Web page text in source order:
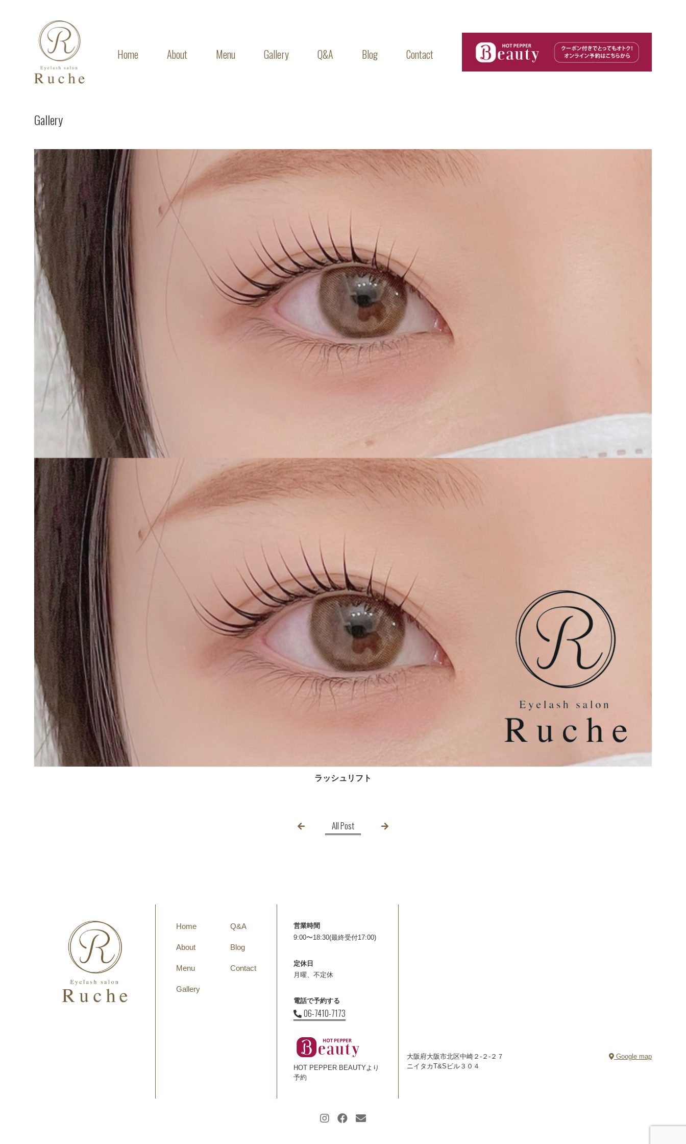
Home About Menu Gallery Q&A Blog Contact
Gallery
ラッシュリフト
All Post
Home
About
Menu
Gallery
Q&A
Blog
Contact
営業時間
9:00〜18:30(最終受付17:00)
定休日
月曜、不定休
電話で予約する
06-7410-7173
HOT PEPPER BEAUTYより
予約
大阪府大阪市北区中崎２-２-２７
ニイタカT&Sビル３０４
Google map